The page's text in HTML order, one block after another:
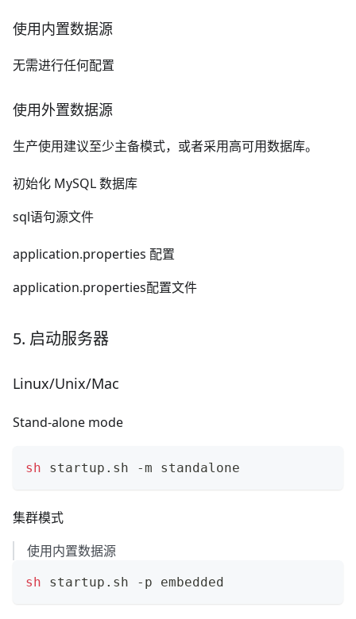
使用内置数据源
无需进行任何配置
使用外置数据源
生产使用建议至少主备模式，或者采用高可用数据库。
初始化 MySQL 数据库
sql语句源文件
application.properties 配置
application.properties配置文件
5. 启动服务器
Linux/Unix/Mac
Stand-alone mode
sh startup.sh -m standalone
集群模式
使用内置数据源
sh startup.sh -p embedded